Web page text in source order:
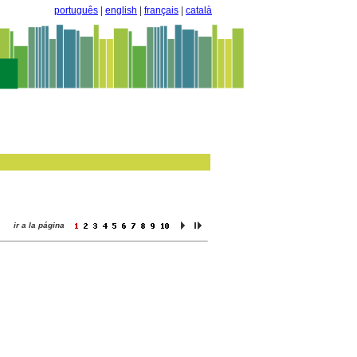
português english français català
ir a la página